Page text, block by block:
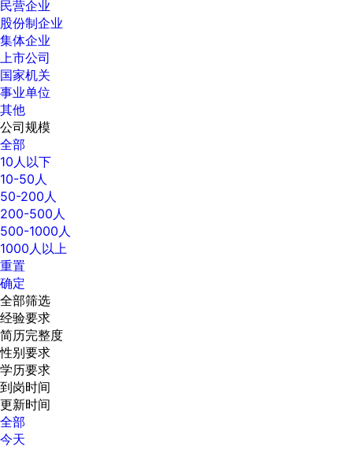
民营企业
股份制企业
集体企业
上市公司
国家机关
事业单位
其他
公司规模
全部
10人以下
10-50人
50-200人
200-500人
500-1000人
1000人以上
重置
确定
全部筛选
经验要求
简历完整度
性别要求
学历要求
到岗时间
更新时间
全部
今天